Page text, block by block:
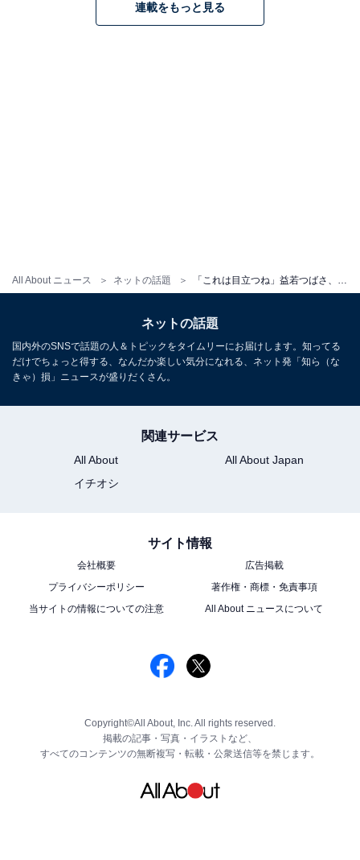
All About ニュース ネットの話題
連載をもっと見る
ネットの話題
国内外のSNSで話題の人＆トピックをタイムリーにお届けします。知ってる
だけでちょっと得する、なんだか楽しい気分になれる、ネット発「知ら（な
きゃ）損」ニュースが盛りだくさん。
関連サービス
All About
All About Japan
イチオシ
サイト情報
会社概要
広告掲載
プライバシーポリシー
著作権・商標・免責事項
当サイトの情報についての注意
All About ニュースについて
Copyright©All About, Inc. All rights reserved.
掲載の記事・写真・イラストなど、
すべてのコンテンツの無断複写・転載・公衆送信等を禁じます。